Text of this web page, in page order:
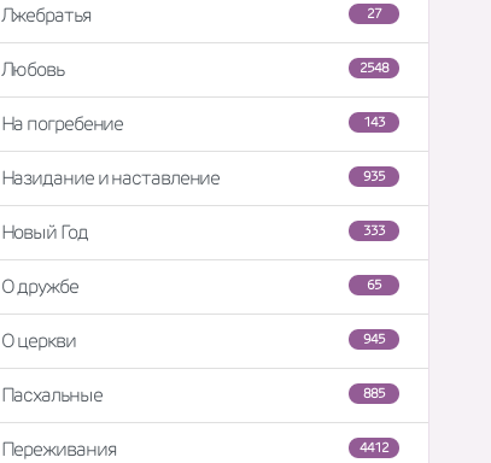
27
Лжебратья
2548
Любовь
143
На погребение
935
Назидание и наставление
333
Новый Год
65
О дружбе
945
О церкви
885
Пасхальные
4412
Переживания